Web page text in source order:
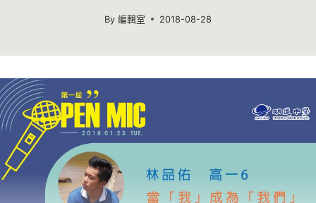
By 編輯室 2018-08-28